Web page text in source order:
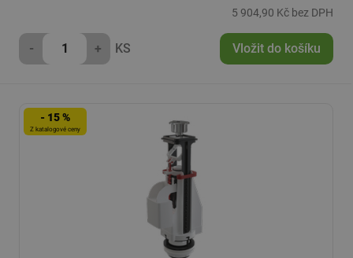
5 904,90 Kč bez DPH
- + KS Vložit do košíku
- 15 %
Z katalogové ceny